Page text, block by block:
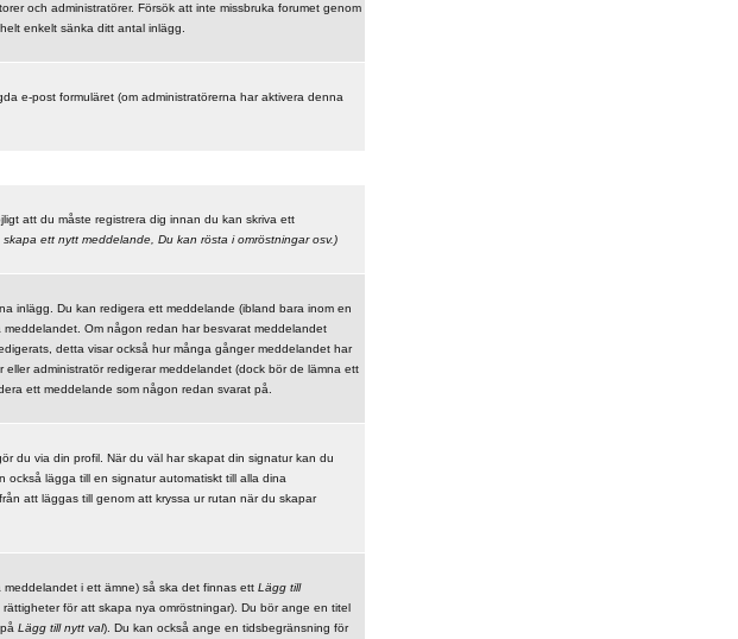
och administratörer. Försök att inte missbruka forumet genom
enkelt sänka ditt antal inlägg.
e-post formuläret (om administratörerna har aktivera denna
att du måste registrera dig innan du kan skriva ett
skapa ett nytt meddelande, Du kan rösta i omröstningarosv.)
inlägg. Du kan redigera ett meddelande (ibland bara inom en
meddelandet. Om någon redan har besvarat meddelandet
detta visar också hur många gånger meddelandet har
administratör redigerar meddelandet (dock bör de lämna ett
ett meddelande som någon redan svarat på.
du via din profil. När du väl har skapat din signatur kan du
lägga till en signatur automatiskt till alla dina
att läggas till genom att kryssa ur rutan när du skapar
i ett ämne) så ska det finnas ett Lägg till
för att skapa nya omröstningar). Du bör ange en titel
Lägg till nytt val). Du kan också ange en tidsbegränsning för